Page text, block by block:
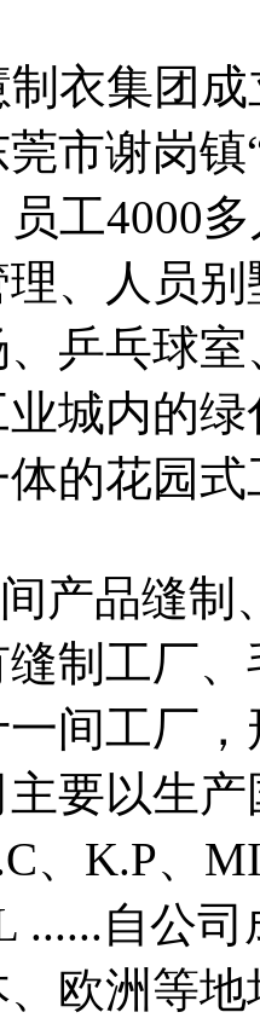
衣集团成
市谢岗
工4000
、人员
乒乓球
城内的
的花园
产品缝制
缝制工厂
间工厂
要以生
、K.P、
......自公
欧洲等